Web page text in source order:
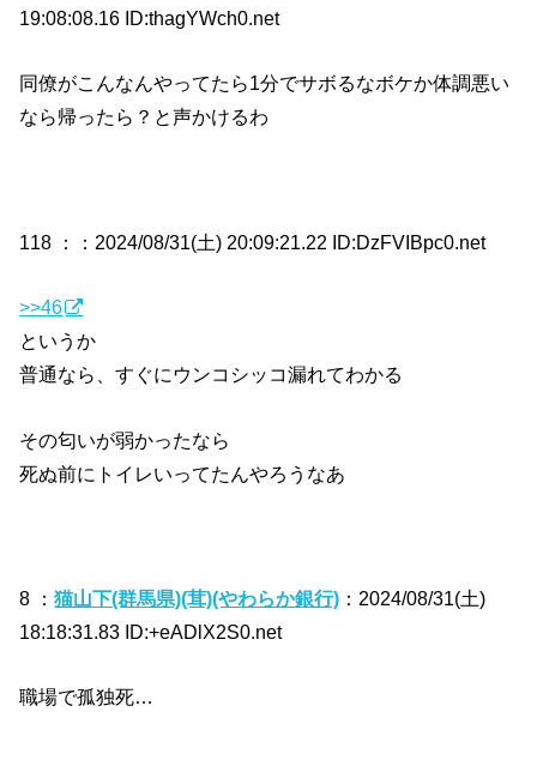
19:08:08.16 ID:thagYWch0.net
同僚がこんなんやってたら1分でサボるなボケか体調悪い
なら帰ったら？と声かけるわ
118 ： ：2024/08/31(土) 20:09:21.22 ID:DzFVIBpc0.net
>>46
というか
普通なら、すぐにウンコシッコ漏れてわかる
その匂いが弱かったなら
死ぬ前にトイレいってたんやろうなあ
8 ：猫山下(群馬県)(茸)(やわらか銀行) ：2024/08/31(土)
18:18:31.83 ID:+eADlX2S0.net
職場で孤独死…